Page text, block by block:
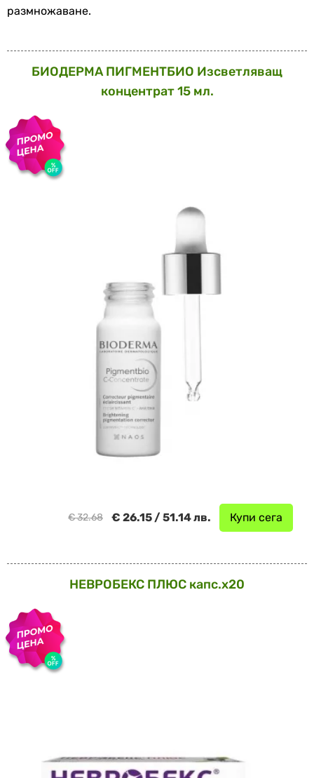
размножаване.
БИОДЕРМА ПИГМЕНТБИО Изсветляващ
концентрат 15 мл.
Купи сега
€ 26.15 / 51.14 лв.
€ 32.68
НЕВРОБЕКС ПЛЮС капс.х20